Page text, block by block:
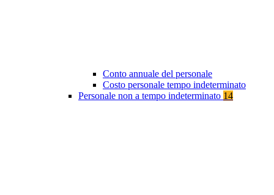
Conto annuale del personale
Costo personale tempo indeterminato
Personale non a tempo indeterminato 14